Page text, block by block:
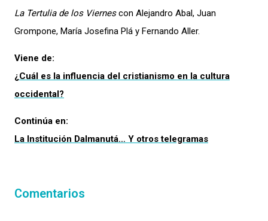
La Tertulia de los Viernescon Alejandro Abal, Juan
Grompone, María Josefina Plá y Fernando Aller.
Viene de:
¿Cuál es la influencia del cristianismo en la cultura
occidental?
Continúa en:
La Institución Dalmanutá… Y otros telegramas
Comentarios